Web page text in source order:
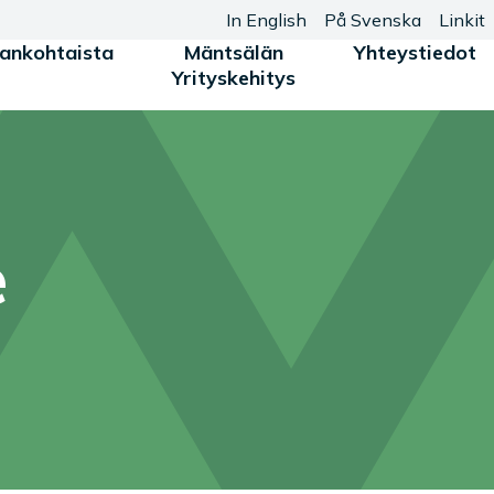
Mäntsälän
Yrityskehitys
Yhteystiedot
In English På Svenska Linkit